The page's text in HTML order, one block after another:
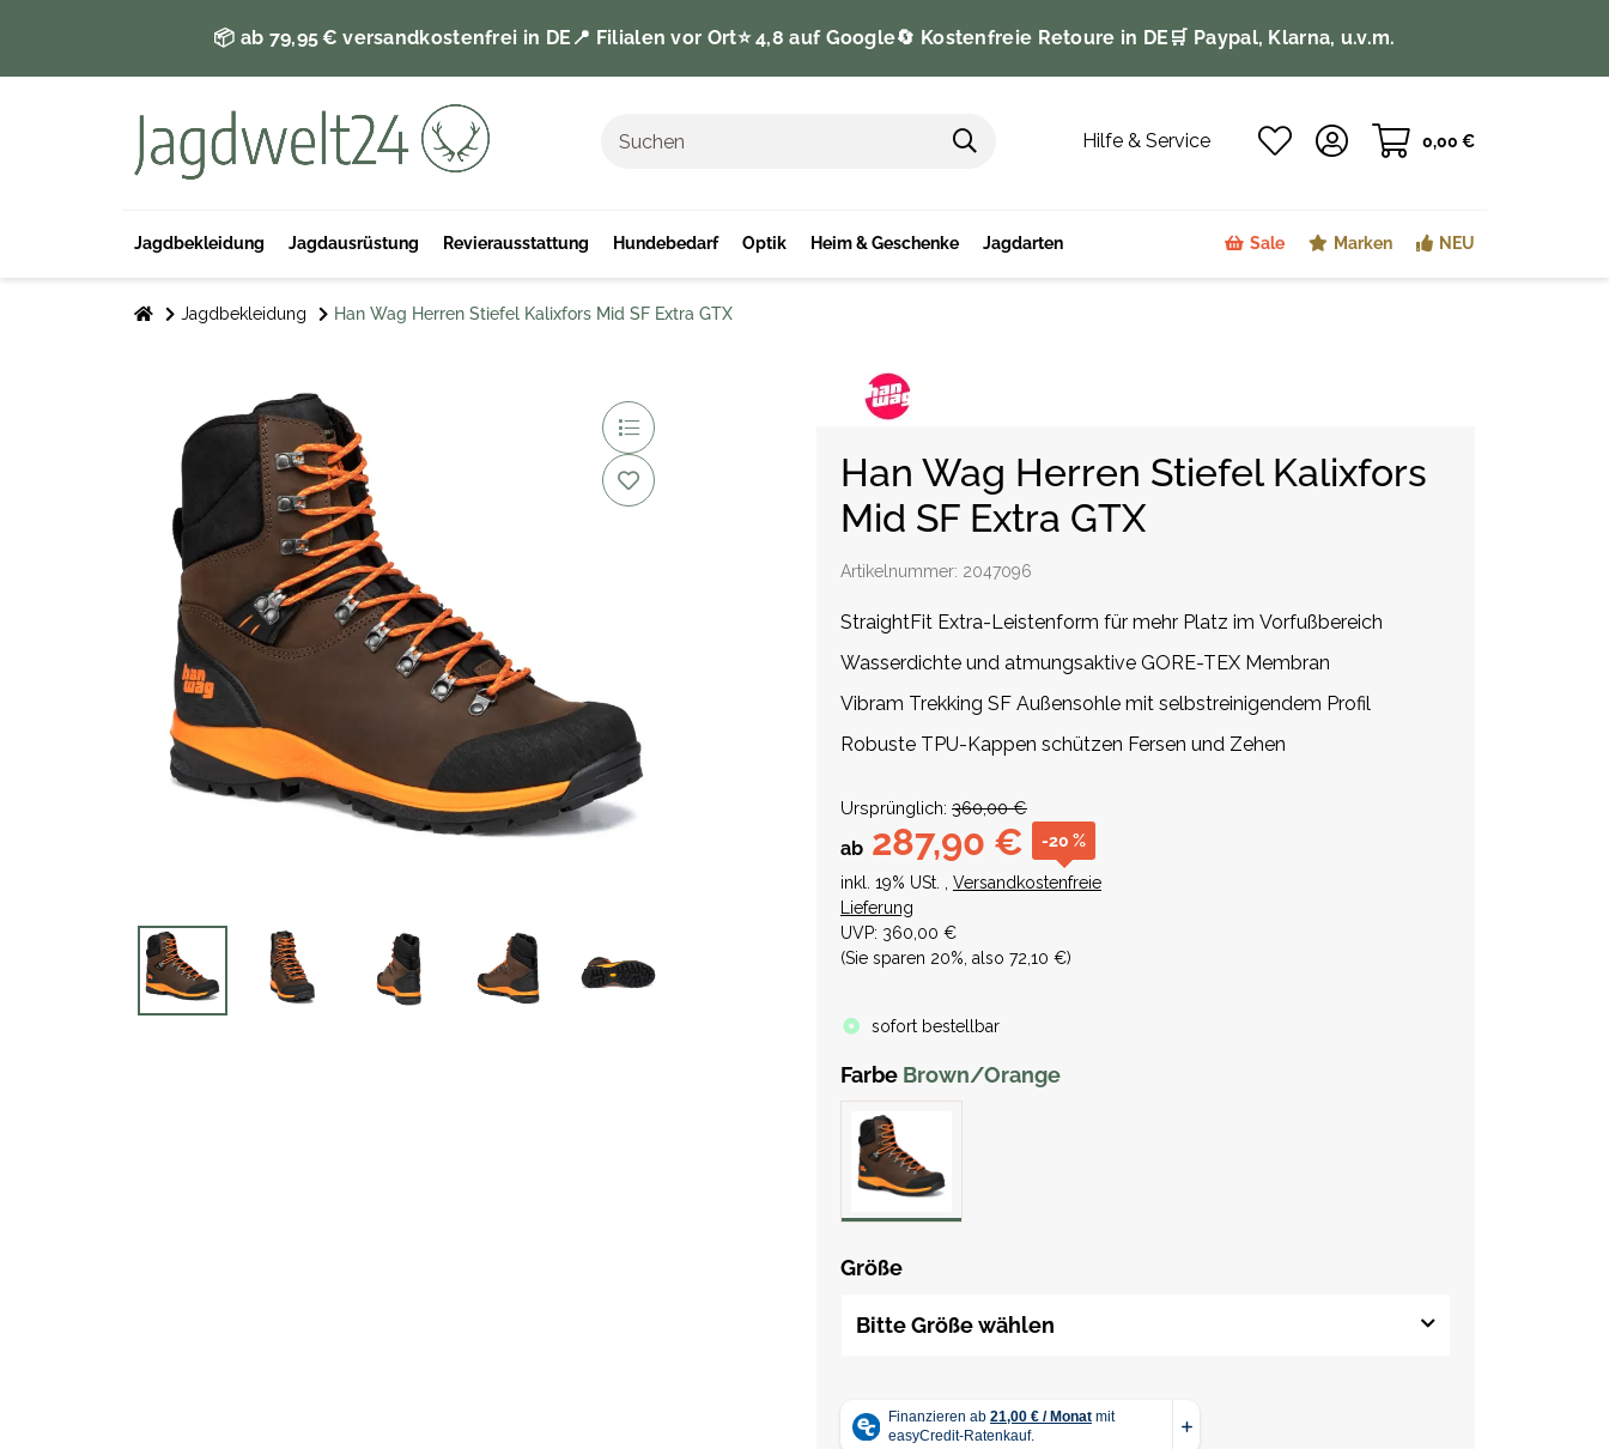
📦 ab 79,95 € versandkostenfrei in DE 📍 Filialen vor Ort⭐️ 4,8 auf Google🔄 Kostenfreie Retoure in DE 🛒 Paypal, Klarna, u.v.m.
Hilfe & Service 0,00 €
Jagdbekleidung Jagdausrüstung Revierausstattung Hundebedarf Optik Heim & Geschenke Jagdarten Sale Marken NEU
Jagdbekleidung Han Wag Herren Stiefel Kalixfors Mid SF Extra GTX
Han Wag Herren Stiefel Kalixfors
Mid SF Extra GTX
Artikelnummer: 2047096
StraightFit Extra-Leistenform für mehr Platz im Vorfußbereich
Wasserdichte und atmungsaktive GORE-TEX Membran
Vibram Trekking SF Außensohle mit selbstreinigendem Profil
Robuste TPU-Kappen schützen Fersen und Zehen
Ursprünglich: 360,00 €
ab 287,90 € -20 %
inkl. 19% USt. , Versandkostenfreie
Lieferung
UVP: 360,00 €
(Sie sparen 20% , also 72,10 €)
sofort bestellbar
Farbe Brown/Orange
Größe
Bitte Größe wählen